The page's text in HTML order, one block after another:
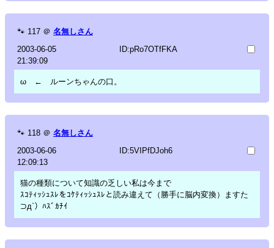
🐾 117 ＠ 名無しさん
2003-06-05
21:39:09
ID:pRo7OTfFKA
ω ← ルーンちゃんの口。
🐾 118 ＠ 名無しさん
2003-06-06
12:09:13
ID:5VIPfDJoh6
猫の種類について知識の乏しい私は今まで
ｽｺﾃｨｯｼｭｽﾚをｺｹﾃｨｯｼｭｽﾚと読み違えて（勝手に脳内変換）ますた
⊃д`）ﾊｽﾞｶﾁｲ